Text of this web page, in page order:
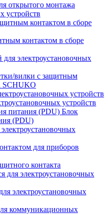
открытого монтажа
устройств
контактом в сборе
электроустановочных
вилки с защитным
SCHUKO
устройств
Блок
(PDU)
для приборов
контакта
электроустановочных